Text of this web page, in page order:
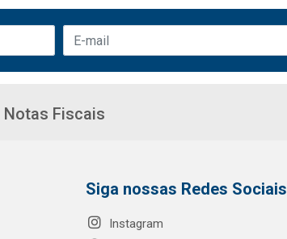
Notas Fiscais
Siga nossas Redes Sociais
Instagram